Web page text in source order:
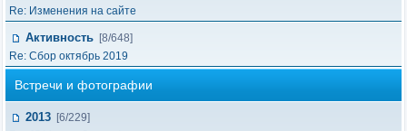
Re: Изменения на сайте
Активность [8/648]
Re: Сбор октябрь 2019
Встречи и фотографии
2013 [6/229]